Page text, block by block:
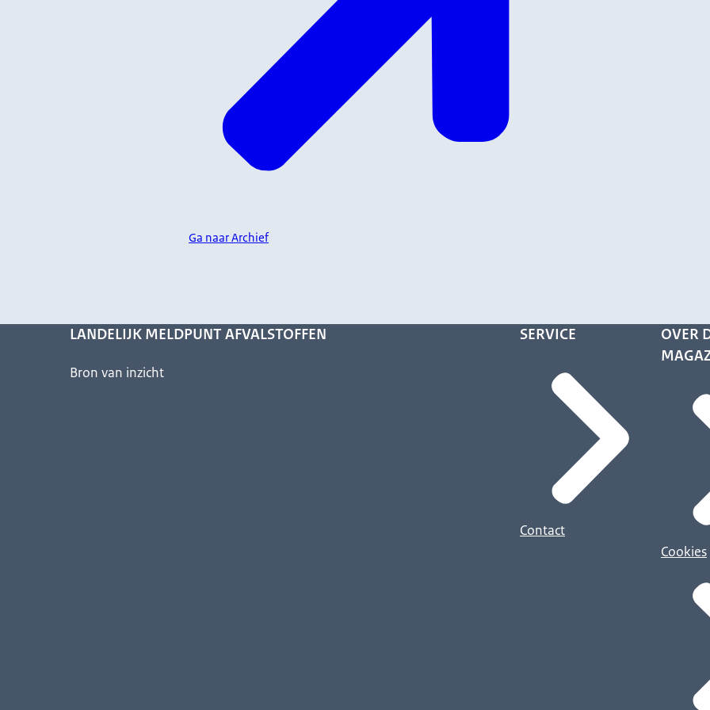
Ga naar Archief
LANDELIJK MELDPUNT AFVALSTOFFEN
Bron van inzicht
SERVICE
Contact
OVER
Cookies